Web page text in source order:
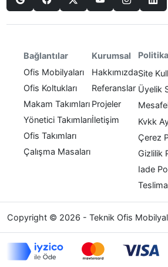
Bağlantılar
Ofis Mobilyaları
Ofis Koltukları
Makam Takımları
Yönetici Takımları
Ofis Takımları
Çalışma Masaları
Kurumsal
Hakkımızda
Referanslar
Projeler
İletişim
Site
Üyelik
Kvkk
Çerez
Gizlilik
Iade
Copyright © 2026 - Teknik Ofis